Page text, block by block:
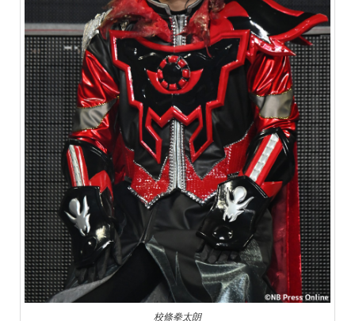
校條拳太朗